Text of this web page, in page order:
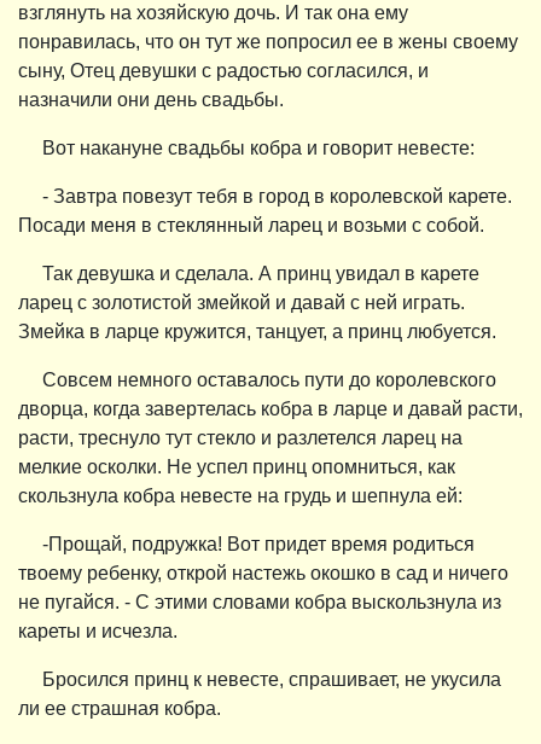
взглянуть на хозяйскую дочь. И так она ему
понравилась, что он тут же попросил ее в жены своему
сыну, Отец девушки с радостью согласился, и
назначили они день свадьбы.
Вот накануне свадьбы кобра и говорит невесте:
- Завтра повезут тебя в город в королевской карете.
Посади меня в стеклянный ларец и возьми с собой.
Так девушка и сделала. А принц увидал в карете
ларец с золотистой змейкой и давай с ней играть.
Змейка в ларце кружится, танцует, а принц любуется.
Совсем немного оставалось пути до королевского
дворца, когда завертелась кобра в ларце и давай расти,
расти, треснуло тут стекло и разлетелся ларец на
мелкие осколки. Не успел принц опомниться, как
скользнула кобра невесте на грудь и шепнула ей:
-Прощай, подружка! Вот придет время родиться
твоему ребенку, открой настежь окошко в сад и ничего
не пугайся. - С этими словами кобра выскользнула из
кареты и исчезла.
Бросился принц к невесте, спрашивает, не укусила
ли ее страшная кобра.